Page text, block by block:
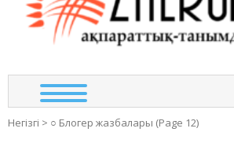
Негізгі > ○ Блогер жазбалары (Page 12)